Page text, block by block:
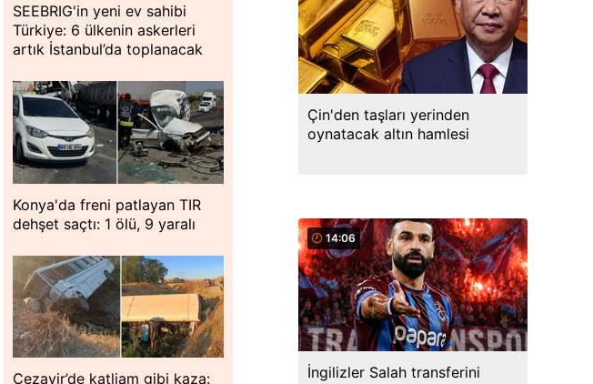
SEEBRIG'in yeni ev sahibi
Türkiye: 6 ülkenin askerleri
artık İstanbul’da toplanacak
Konya'da freni patlayan TIR
dehşet saçtı: 1 ölü, 9 yaralı
Cezayir’de katliam gibi kaza:
Çin'den taşları yerinden
oynatacak altın hamlesi
14:06
İngilizler Salah transferini